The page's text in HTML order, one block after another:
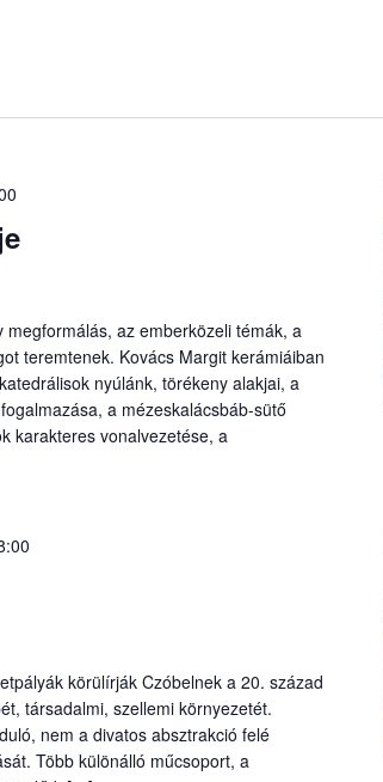
az emberközeli témák, a
teremtenek. Kovács Margit kerámiáiban
nyúlánk, törékeny alakjai, a
a mézeskalácsbáb-sütő
karakteres vonalvezetése, a
körülírják Czóbelnek a 20. század
társadalmi, szellemi környezetét.
nem a divatos absztrakció felé
Több különálló műcsoport, a